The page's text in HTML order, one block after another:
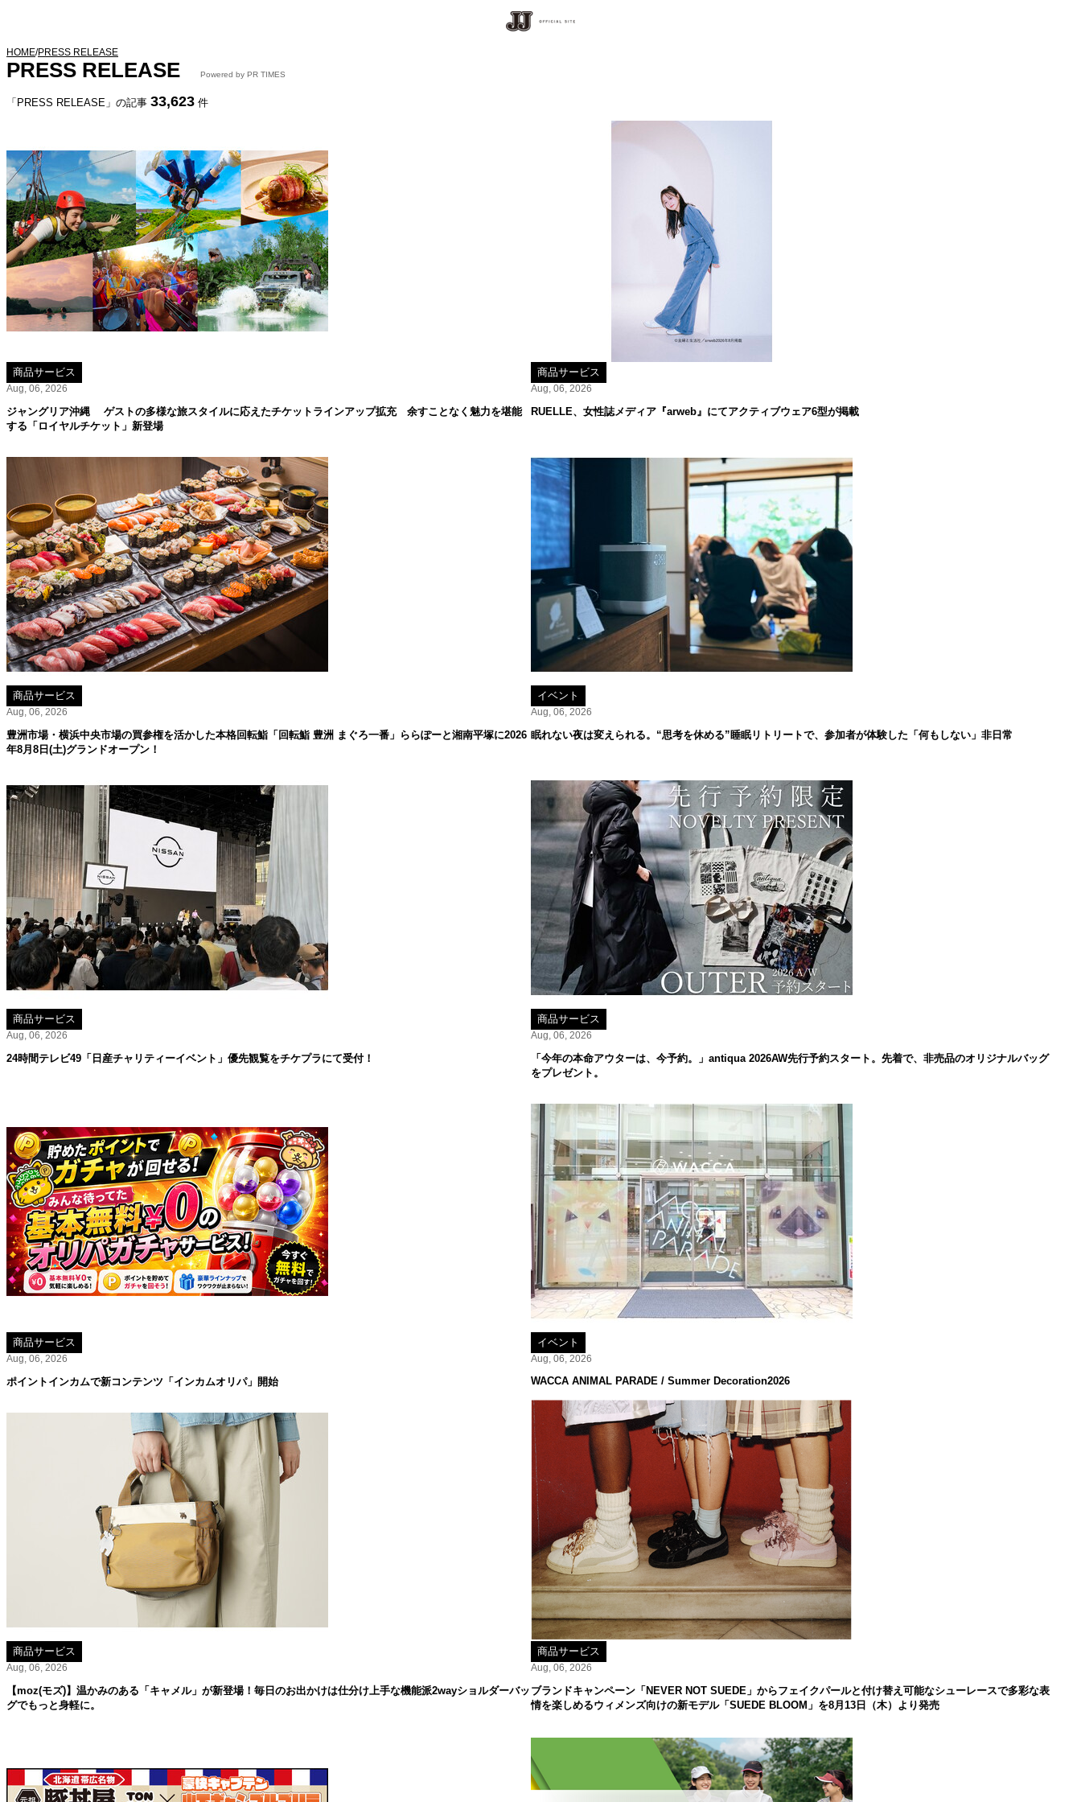
HOME/PRESS RELEASE
PRESS RELEASE Powered by PR TIMES
「PRESS RELEASE」の記事 33,623 件
商品サービス
Aug, 06, 2026
ジャングリア沖縄 ゲストの多様な旅スタイルに応えたチケットラインアップ拡充 余すことなく魅力を堪能
する「ロイヤルチケット」新登場
商品サービス
Aug, 06, 2026
RUELLE、女性誌メディア『arweb』にてアクティブウェア6型が掲載
商品サービス
Aug, 06, 2026
豊洲市場・横浜中央市場の買参権を活かした本格回転鮨「回転鮨 豊洲 まぐろ一番」ららぽーと湘南平塚に2026
年8月8日(土)グランドオープン！
イベント
Aug, 06, 2026
眠れない夜は変えられる。“思考を休める”睡眠リトリートで、参加者が体験した「何もしない」非日常
商品サービス
Aug, 06, 2026
24時間テレビ49「日産チャリティーイベント」優先観覧をチケプラにて受付！
商品サービス
Aug, 06, 2026
「今年の本命アウターは、今予約。」antiqua 2026AW先行予約スタート。先着で、非売品のオリジナルバッグ
をプレゼント。
商品サービス
Aug, 06, 2026
ポイントインカムで新コンテンツ「インカムオリパ」開始
イベント
Aug, 06, 2026
WACCA ANIMAL PARADE / Summer Decoration2026
商品サービス
Aug, 06, 2026
【moz(モズ)】温かみのある「キャメル」が新登場！毎日のお出かけは仕分け上手な機能派2wayショルダーバッ
グでもっと身軽に。
商品サービス
Aug, 06, 2026
ブランドキャンペーン「NEVER NOT SUEDE」からフェイクパールと付け替え可能なシューレースで多彩な表
情を楽しめるウィメンズ向けの新モデル「SUEDE BLOOM」を8月13日（木）より発売